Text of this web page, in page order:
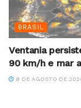
BRASIL
Ventania
90 km/h e mar
8 DE AGOSTO DE